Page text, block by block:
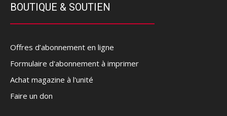
BOUTIQUE & SOUTIEN
Offres d’abonnement en ligne
Formulaire d'abonnement à imprimer
Achat magazine à l'unité
Faire un don